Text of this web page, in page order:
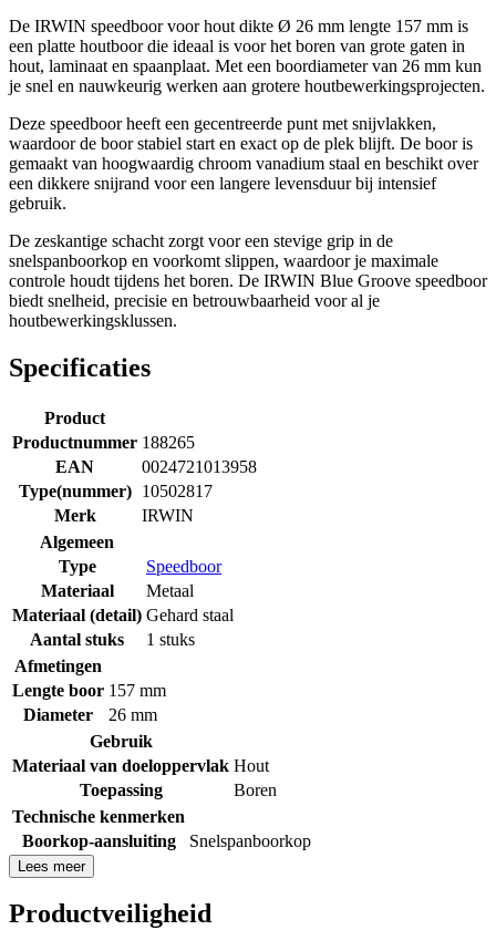
De IRWIN speedboor voor hout dikte Ø 26 mm lengte 157 mm is
een platte houtboor die ideaal is voor het boren van grote gaten in
hout, laminaat en spaanplaat. Met een boordiameter van 26 mm kun
je snel en nauwkeurig werken aan grotere houtbewerkingsprojecten.
Deze speedboor heeft een gecentreerde punt met snijvlakken,
waardoor de boor stabiel start en exact op de plek blijft. De boor is
gemaakt van hoogwaardig chroom vanadium staal en beschikt over
een dikkere snijrand voor een langere levensduur bij intensief
gebruik.
De zeskantige schacht zorgt voor een stevige grip in de
snelspanboorkop en voorkomt slippen, waardoor je maximale
controle houdt tijdens het boren. De IRWIN Blue Groove speedboor
biedt snelheid, precisie en betrouwbaarheid voor al je
houtbewerkingsklussen.
Specificaties
Product
Productnummer 188265
EAN
0024721013958
Type(nummer)
10502817
Merk
IRWIN
Algemeen
Type
Speedboor
Materiaal
Metaal
Materiaal (detail) Gehard staal
Aantal stuks
1 stuks
Afmetingen
Lengte boor 157 mm
Diameter
26 mm
Gebruik
Materiaal van doeloppervlak Hout
Toepassing
Boren
Technische kenmerken
Boorkop-aansluiting
Snelspanboorkop
Lees meer
Productveiligheid